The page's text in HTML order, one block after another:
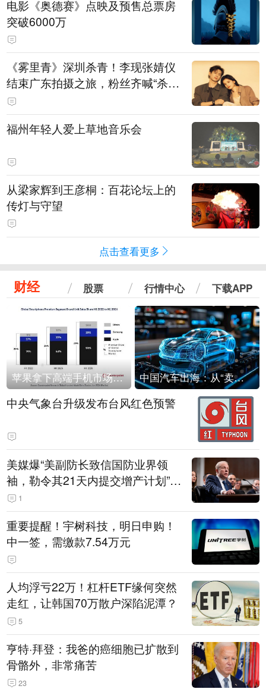
电影《奥德赛》点映及预售总票房
突破6000万
《雾里青》深圳杀青！李现张婧仪
结束广东拍摄之旅，粉丝齐喊“杀青
快乐”
福州年轻人爱上草地音乐会
从梁家辉到王彦桐：百花论坛上的
传灯与守望
点击查看更多
财经 股票 行情中心 下载APP
苹果拿下高端手机市场65%的份额：iPhone 17系列功不可没 中国汽车出海：从“卖出去”到“走进去”
中央气象台升级发布台风红色预警
美媒爆“美副防长致信国防业界领
袖，勒令其21天内提交增产计划”，
五角大楼回应
1
重要提醒！宇树科技，明日申购！
中一签，需缴款7.54万元
人均浮亏22万！杠杆ETF缘何突然
走红，让韩国70万散户深陷泥潭？
5
亨特·拜登：我爸的癌细胞已扩散到
骨骼外，非常痛苦
23